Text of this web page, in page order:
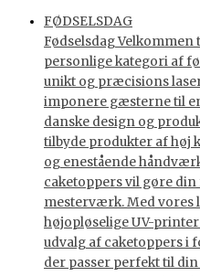
FØDSELSDAG
Fødselsdag
personlige kategori af
unikt og præcisions
imponere gæsterne til
danske design og
tilbyde produkter af høj
og enestående
caketoppers vil gøre
mesterværk. Med vores
højopløselige UV-
udvalg af caketoppers i
der passer perfekt til